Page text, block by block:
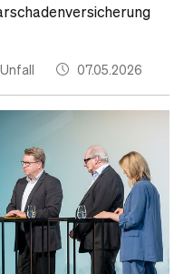
07.05.2026